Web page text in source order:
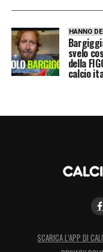
HANNO
svelo
della
calcio
SCARICA L’APP DI